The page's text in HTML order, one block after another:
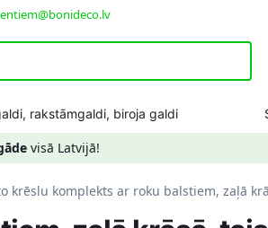
rakstāmgaldi, biroja galdi
visā Latvijā!
krēslu komplekts ar roku balstiem, zaļā